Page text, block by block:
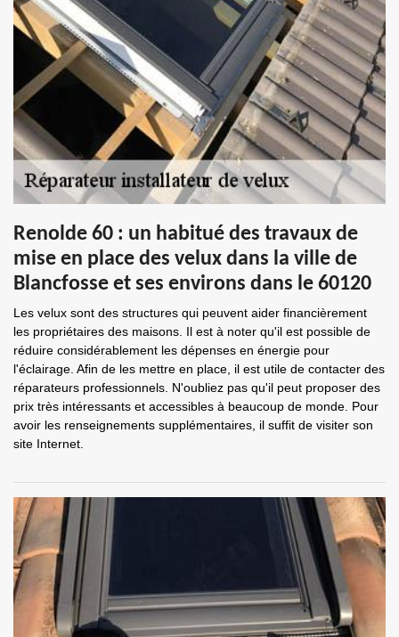
Renolde 60 : un habitué des travaux de
mise en place des velux dans la ville de
Blancfosse et ses environs dans le 60120
Les velux sont des structures qui peuvent aider financièrement
les propriétaires des maisons. Il est à noter qu'il est possible de
réduire considérablement les dépenses en énergie pour
l'éclairage. Afin de les mettre en place, il est utile de contacter des
réparateurs professionnels. N'oubliez pas qu'il peut proposer des
prix très intéressants et accessibles à beaucoup de monde. Pour
avoir les renseignements supplémentaires, il suffit de visiter son
site Internet.